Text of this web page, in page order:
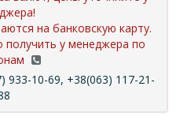
на банковскую карту.
у менеджера по
933-10-69, +38(063) 117-21-